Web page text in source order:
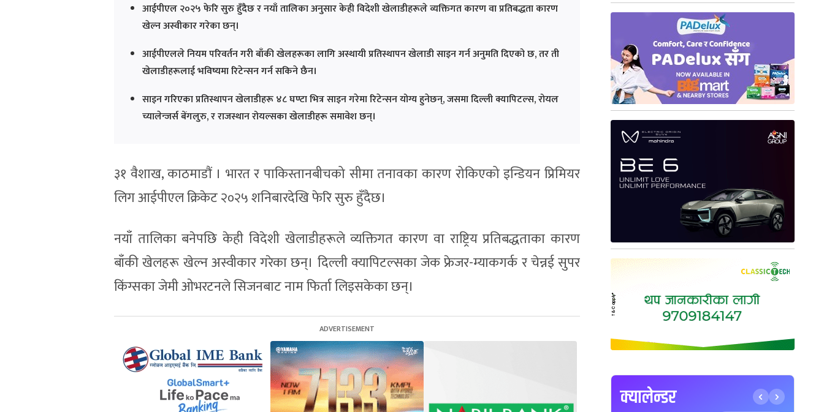
आईपीएल २०२५ फेरि सुरु हुँदैछ र नयाँ तालिका अनुसार केही विदेशी खेलाडीहरूले व्यक्तिगत कारण वा प्रतिबद्धता कारण
खेल्न अस्वीकार गरेका छन्।
आईपीएलले नियम परिवर्तन गरी बाँकी खेलहरूका लागि अस्थायी प्रतिस्थापन खेलाडी साइन गर्न अनुमति दिएको छ, तर ती
खेलाडीहरूलाई भविष्यमा रिटेन्सन गर्न सकिने छैन।
साइन गरिएका प्रतिस्थापन खेलाडीहरू ४८ घण्टा भित्र साइन गरेमा रिटेन्सन योग्य हुनेछन्, जसमा दिल्ली क्यापिटल्स, रोयल
च्यालेन्जर्स बेंगलुरु, र राजस्थान रोयल्सका खेलाडीहरू समावेश छन्।
३१ वैशाख, काठमाडौं । भारत र पाकिस्तानबीचको सीमा तनावका कारण रोकिएको इन्डियन प्रिमियर
लिग आईपीएल क्रिकेट २०२५ शनिबारदेखि फेरि सुरु हुँदैछ।
नयाँ तालिका बनेपछि केही विदेशी खेलाडीहरूले व्यक्तिगत कारण वा राष्ट्रिय प्रतिबद्धताका कारण
बाँकी खेलहरू खेल्न अस्वीकार गरेका छन्। दिल्ली क्यापिटल्सका जेक फ्रेजर-म्याकगर्क र चेन्नई सुपर
किंग्सका जेमी ओभरटनले सिजनबाट नाम फिर्ता लिइसकेका छन्।
क्यालेन्डर